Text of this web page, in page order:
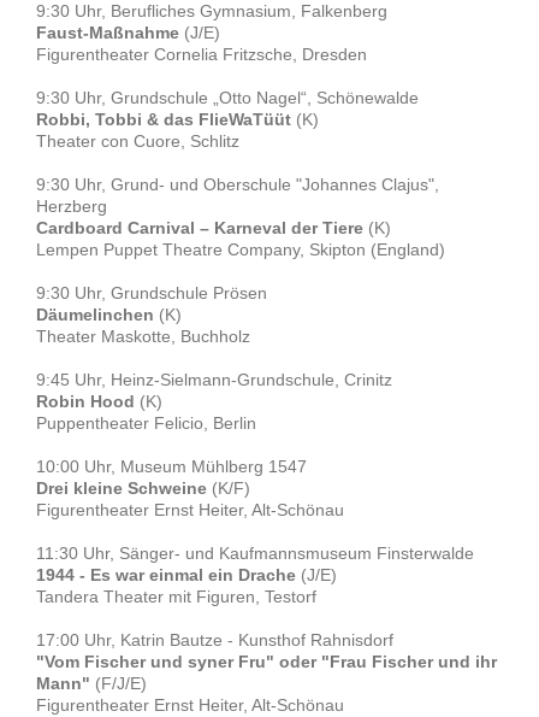
9:30 Uhr, Berufliches Gymnasium, Falkenberg
Faust-Maßnahme (J/E)
Figurentheater Cornelia Fritzsche, Dresden
9:30 Uhr, Grundschule „Otto Nagel“, Schönewalde
Robbi, Tobbi & das FlieWaTüüt (K)
Theater con Cuore, Schlitz
9:30 Uhr, Grund- und Oberschule "Johannes Clajus",
Herzberg
Cardboard Carnival – Karneval der Tiere (K)
Lempen Puppet Theatre Company, Skipton (England)
9:30 Uhr, Grundschule Prösen
Däumelinchen (K)
Theater Maskotte, Buchholz
9:45 Uhr, Heinz-Sielmann-Grundschule, Crinitz
Robin Hood (K)
Puppentheater Felicio, Berlin
10:00 Uhr, Museum Mühlberg 1547
Drei kleine Schweine (K/F)
Figurentheater Ernst Heiter, Alt-Schönau
11:30 Uhr, Sänger- und Kaufmannsmuseum Finsterwalde
1944 - Es war einmal ein Drache (J/E)
Tandera Theater mit Figuren, Testorf
17:00 Uhr, Katrin Bautze - Kunsthof Rahnisdorf
"Vom Fischer und syner Fru" oder "Frau Fischer und ihr
Mann" (F/J/E)
Figurentheater Ernst Heiter, Alt-Schönau